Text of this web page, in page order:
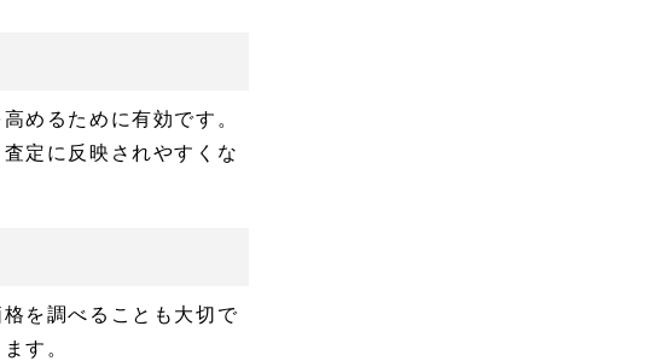
めるために有効です。
定に反映されやすくな
を調べることも大切で
す。